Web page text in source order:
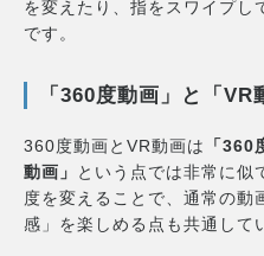
を変えたり、指をスワイプし
です。
「360度動画」と「VR
360度動画とVR動画は
「
動画」
という点では非常に似
度を変えることで、通常の動
感」を楽しめる点も共通して